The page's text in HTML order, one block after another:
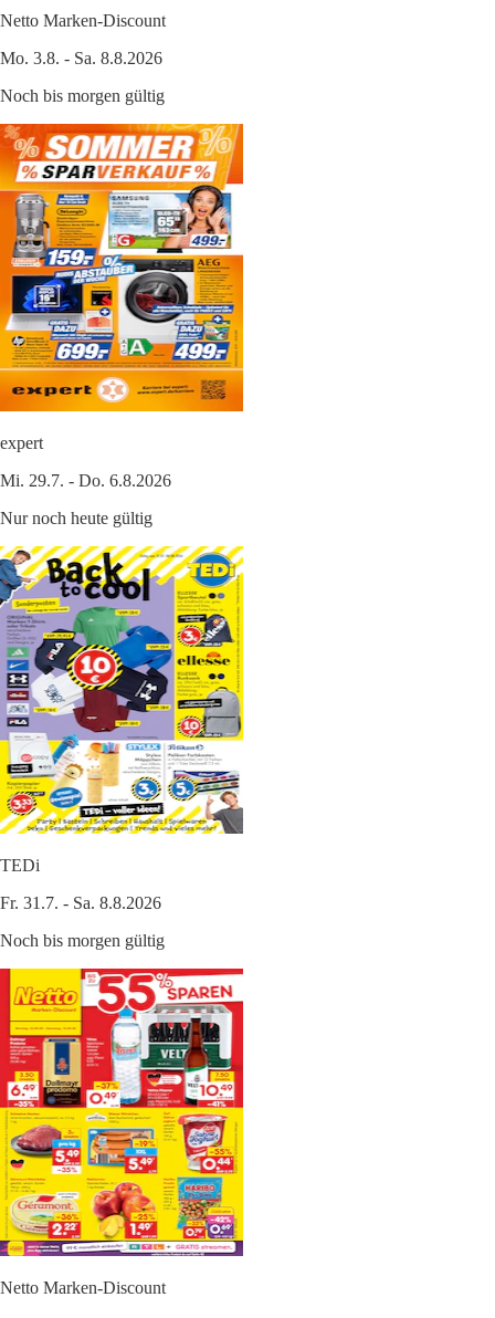
Netto Marken-Discount
Mo. 3.8. - Sa. 8.8.2026
Noch bis morgen gültig
expert
Mi. 29.7. - Do. 6.8.2026
Nur noch heute gültig
TEDi
Fr. 31.7. - Sa. 8.8.2026
Noch bis morgen gültig
Netto Marken-Discount